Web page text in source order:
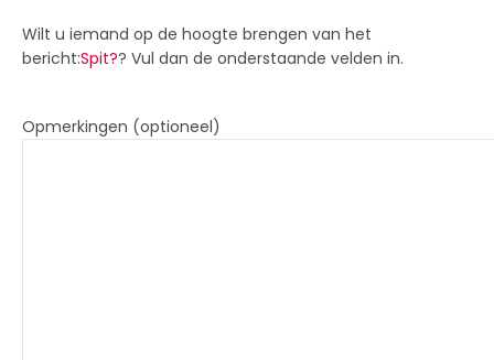
Wilt u iemand op de hoogte brengen van het
bericht:Spit?? Vul dan de onderstaande velden in.
Opmerkingen (optioneel)